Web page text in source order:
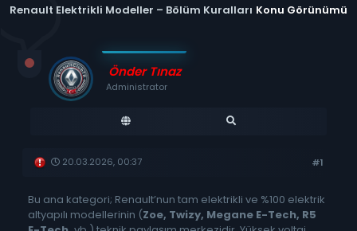
Konu Görünümü
Renault Elektrikli Modeller – Bölüm Kuralları
Önder Tınaz
Administrator
20.03.2026, 00:37 #1
Bu ana kategori; Renault’nun tam elektrikli ve %100 elektrik
altyapılı modellerinin (Zoe, Twizy, Megane E-Tech, R5